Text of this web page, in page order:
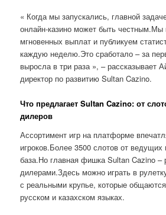
« Когда мы запускались, главной
онлайн-казино может быть честным.Мы
мгновенных выплат и публикуем
каждую неделю.Это сработало – за
выросла в три раза », – рассказывает
директор по развитию Sultan Cazino.
Что предлагает Sultan Cazino: от
дилеров
Ассортимент игр на платформе
игроков.Более 3500 слотов от ведущих
база.Но главная фишка Sultan Cazino
дилерами.Здесь можно играть в
с реальными крупье, которые
русском и казахском языках.